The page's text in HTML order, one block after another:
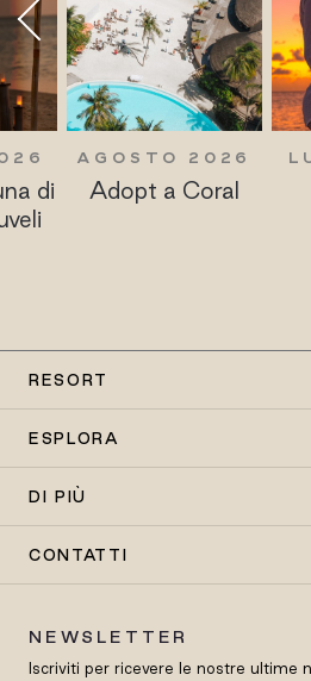
di
AGOSTO 2026
Adopt a Coral
RESORT
ESPLORA
DI PIÙ
CONTATTI
NEWSLETTER
Iscriviti per ricevere le nostre ultime